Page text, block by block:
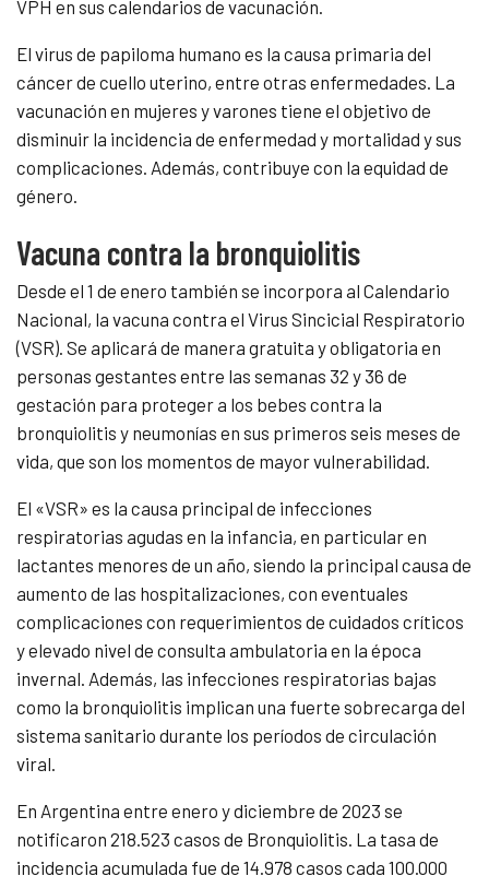
VPH en sus calendarios de vacunación.
El virus de papiloma humano es la causa primaria del
cáncer de cuello uterino, entre otras enfermedades. La
vacunación en mujeres y varones tiene el objetivo de
disminuir la incidencia de enfermedad y mortalidad y sus
complicaciones. Además, contribuye con la equidad de
género.
Vacuna contra la bronquiolitis
Desde el 1 de enero también se incorpora al Calendario
Nacional, la vacuna contra el Virus Sincicial Respiratorio
(VSR). Se aplicará de manera gratuita y obligatoria en
personas gestantes entre las semanas 32 y 36 de
gestación para proteger a los bebes contra la
bronquiolitis y neumonías en sus primeros seis meses de
vida, que son los momentos de mayor vulnerabilidad.
El «VSR» es la causa principal de infecciones
respiratorias agudas en la infancia, en particular en
lactantes menores de un año, siendo la principal causa de
aumento de las hospitalizaciones, con eventuales
complicaciones con requerimientos de cuidados críticos
y elevado nivel de consulta ambulatoria en la época
invernal. Además, las infecciones respiratorias bajas
como la bronquiolitis implican una fuerte sobrecarga del
sistema sanitario durante los períodos de circulación
viral.
En Argentina entre enero y diciembre de 2023 se
notificaron 218.523 casos de Bronquiolitis. La tasa de
incidencia acumulada fue de 14.978 casos cada 100.000